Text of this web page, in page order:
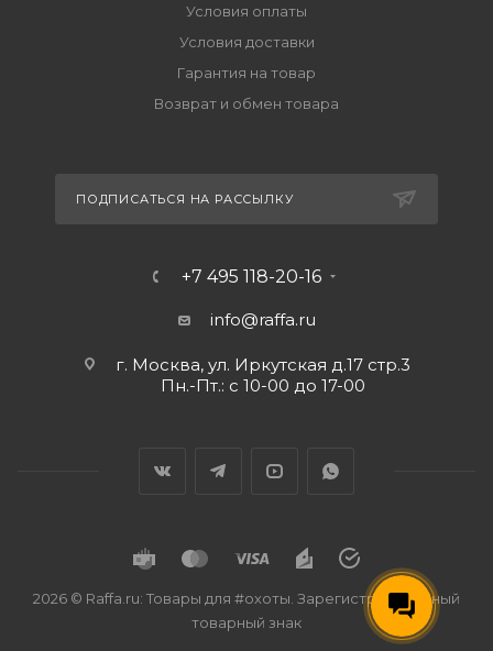
Условия оплаты
Условия доставки
Гарантия на товар
Возврат и обмен товара
ПОДПИСАТЬСЯ НА РАССЫЛКУ
+7 495 118-20-16
info@raffa.ru
г. Москва, ул. Иркутская д.17 стр.3
Пн.-Пт.: с 10-00 до 17-00
2026 © Raffa.ru: Товары для #охоты. Зарегистрированный
товарный знак